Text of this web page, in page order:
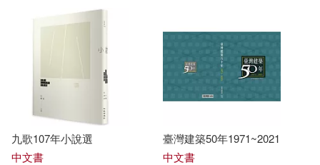
九歌107年小說選
中文書
臺灣建築50年1971~2021
中文書